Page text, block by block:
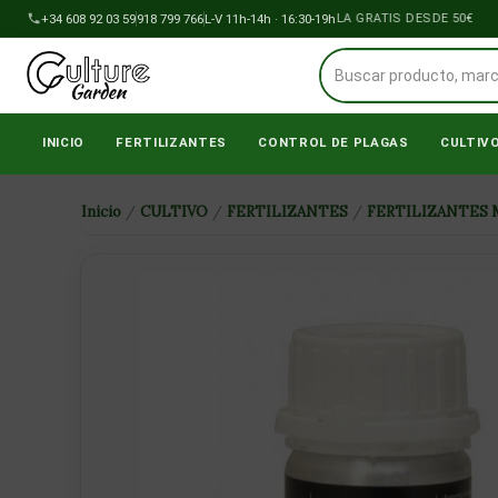
al
contenido
+34 608 92 03 59918 799 766L-V 11h-14h · 16:30-19h
ENVÍOS A PENÍNSULA GRATIS DESDE 50€
INICIO FERTILIZANTES CONTROL DE PLAGAS CULTIVO
Inicio / CULTIVO / FERTILIZANTES / FERTILIZANTES